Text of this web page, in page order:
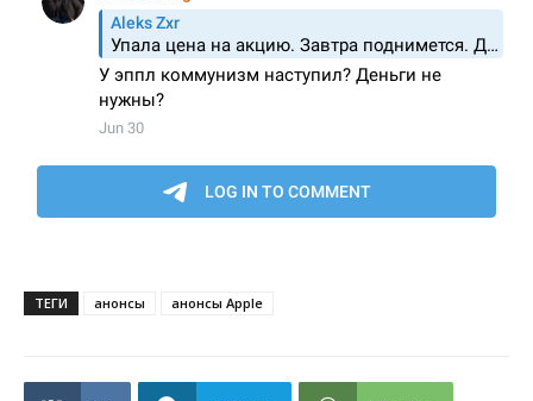
ТЕГИ анонсы анонсы Apple